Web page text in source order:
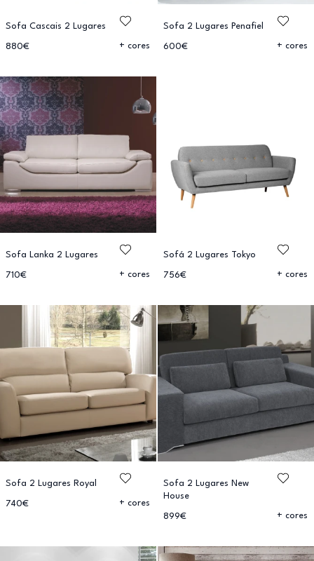
Sofa Cascais 2 Lugares
880€ + cores
Sofa 2 Lugares Penafiel
600€ + cores
Sofa Lanka 2 Lugares
710€ + cores
Sofá 2 Lugares Tokyo
756€ + cores
Sofa 2 Lugares Royal
740€ + cores
Sofa 2 Lugares New
House
899€ + cores